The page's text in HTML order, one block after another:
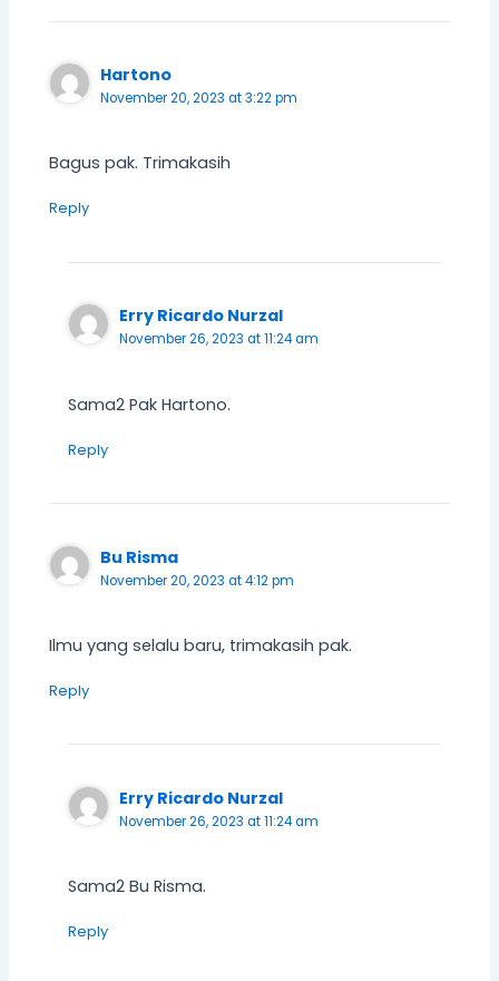
Hartono
November 20, 2023 at 3:22 pm
Bagus pak. Trimakasih
Reply
Erry Ricardo Nurzal
November 26, 2023 at 11:24 am
Sama2 Pak Hartono.
Reply
Bu Risma
November 20, 2023 at 4:12 pm
Ilmu yang selalu baru, trimakasih pak.
Reply
Erry Ricardo Nurzal
November 26, 2023 at 11:24 am
Sama2 Bu Risma.
Reply